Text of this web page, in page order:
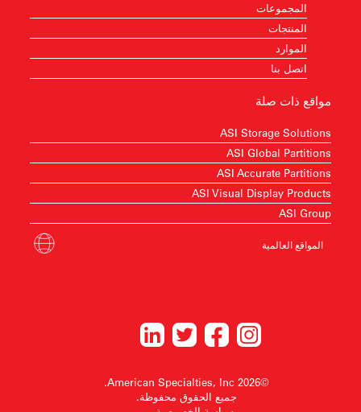
المجموعات
المنتجات
الموارد
اتصل بنا
مواقع ذات صلة
ASI Storage Solutions
ASI Global Partitions
ASI Accurate Partitions
ASI Visual Display Products
ASI Group
المواقع العالمية
©2026 American Specialties, Inc.
جميع الحقوق محفوظة.